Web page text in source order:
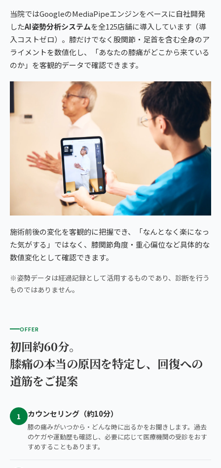
当院ではGoogleのMediaPipeエンジンをベースに自社開発
したAI姿勢分析システムを全125店舗に導入しています（導
入コストゼロ）。膝だけでなく股関節・足首を含む全身のア
ライメントを数値化し、「あなたの膝痛がどこから来ている
のか」を客観的データで確認できます。
施術前後の変化を客観的に把握でき、「なんとなく楽になっ
た気がする」ではなく、膝関節角度・重心偏位など具体的な
数値変化として確認できます。
※姿勢データは経過記録として活用するものであり、診断を行う
ものではありません。
OFFER
初回約60分。
膝痛の本当の原因を特定し、回復への
道筋をご提案
1 カウンセリング（約10分）
膝の痛みがいつから・どんな時に出るかをお聞きします。過去
のケガや運動歴も確認し、必要に応じて医療機関の受診をおす
すめすることもあります。